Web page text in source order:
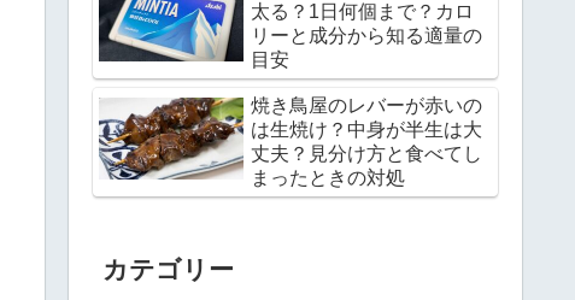
太る？1日何個まで？カロ
リーと成分から知る適量の
目安
焼き鳥屋のレバーが赤いの
は生焼け？中身が半生は大
丈夫？見分け方と食べてし
まったときの対処
カテゴリー